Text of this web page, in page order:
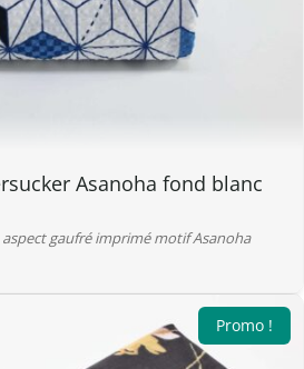
Asanoha fond blanc
aspect gaufré imprimé motif Asanoha
Promo !